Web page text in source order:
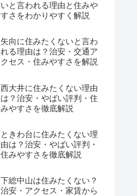
いと言われる理由と住みや
すさをわかりやすく解説
矢向に住みたくないと言わ
れる理由は？治安・交通ア
クセス・住みやすさを解説
西大井に住みたくない理由
は？治安・やばい評判・住
みやすさを徹底解説
ときわ台に住みたくない理
由は？治安・やばい評判・
住みやすさを徹底解説
下総中山は住みたくない？
治安・アクセス・家賃から